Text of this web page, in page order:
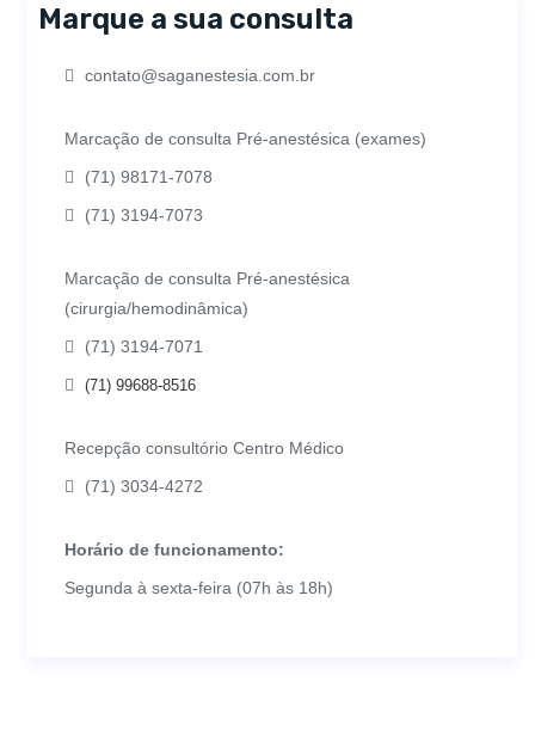
Marque a sua consulta
contato@saganestesia.com.br
Marcação de consulta Pré-anestésica (exames)
(71) 98171-7078
(71) 3194-7073
Marcação de consulta Pré-anestésica
(cirurgia/hemodinâmica)
(71) 3194-7071
(71) 99688-8516
Recepção consultório Centro Médico
(71) 3034-4272
Horário de funcionamento:
Segunda à sexta-feira (07h às 18h)